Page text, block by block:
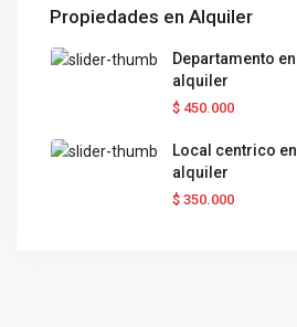
Propiedades en Alquiler
Departamento en
alquiler
$ 450.000
Local centrico en
alquiler
$ 350.000